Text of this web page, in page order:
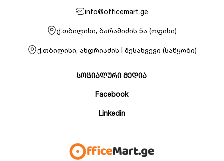
info@officemart.ge
ქ.თბილისი, ბარამიძის 5ა (ოფისი)
ქ.თბილისი, ანდრიაძის I შესახვევი (საწყობი)
სოციალური მედია
Facebook
Linkedin